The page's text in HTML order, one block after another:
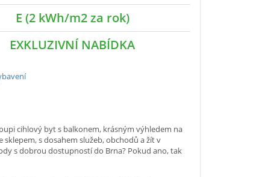
E (2 kWh/m2 za rok)
EXKLUZIVNÍ NABÍDKA
cihlový byt s balkonem, krásným výhledem na
sklepem, s dosahem služeb, obchodů a žít v
s dobrou dostupností do Brna? Pokud ano, tak